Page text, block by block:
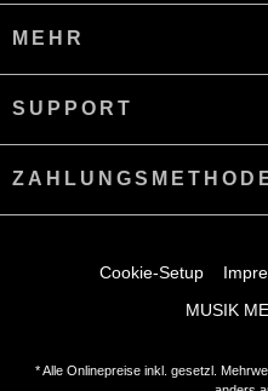
MEHR
SUPPORT
Cookie-Setup
MUSIK
* Alle Onlinepreise inkl. gesetzl.